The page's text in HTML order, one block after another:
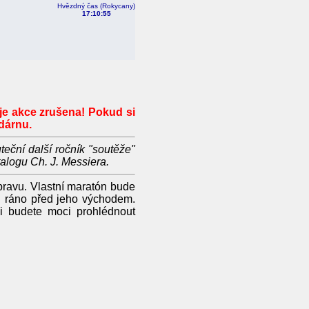
Hvězdný čas (Rokycany)
17:10:55
akce zrušena! Pokud si
další ročník "soutěže"
Ch. J. Messiera.
Vlastní maratón bude
před jeho východem.
moci prohlédnout